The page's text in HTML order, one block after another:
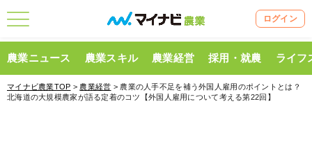
ログイン
農業ニュース 農業スキル 農業経営 採用・就農 ライフ
マイナビ農業TOP > 農業経営 > 農業の人手不足を補う外国人雇用のポイントとは？
北海道の大規模農家が語る定着のコツ【外国人雇用について考える第22回】